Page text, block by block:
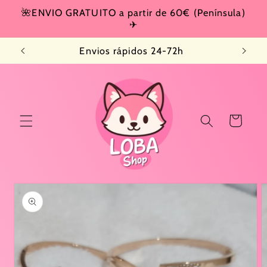
directamente
🌺ENVIO GRATUITO a partir de 60€ (Península)
✈
Envios rápidos 24-72h
Carrito
directamente
a la
información